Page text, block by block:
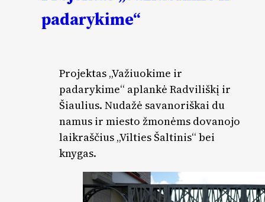
padarykime“
Projektas „Važiuokime ir
padarykime“ aplankė Radviliškį ir
Šiaulius. Nudažė savanoriškai du
namus ir miesto žmonėms dovanojo
laikraščius „Vilties Šaltinis“ bei
knygas.